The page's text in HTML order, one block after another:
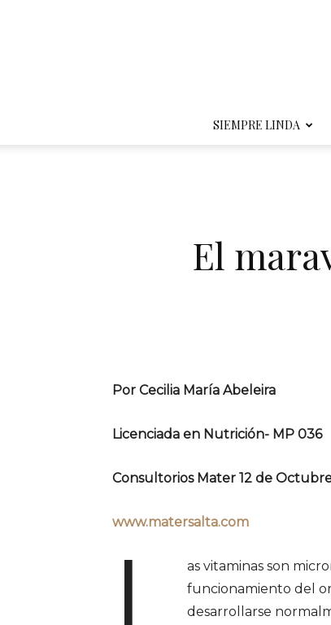
SIEMPRE LINDA
El
Por Cecilia María Abeleira
Licenciada en Nutrición- MP 036
Consultorios Mater 12 de
www.matersalta.com
L
as vitaminas son
funcionamiento del
desarrollarse